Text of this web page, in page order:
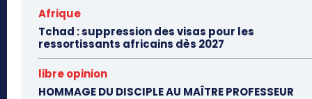
Afrique
Tchad : suppression des visas pour les
ressortissants africains dès 2027
libre opinion
HOMMAGE DU DISCIPLE AU MAÎTRE PROFESSEUR